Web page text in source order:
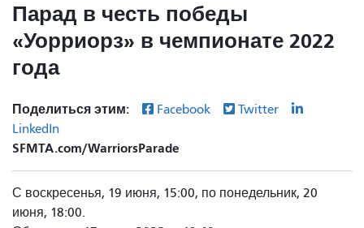
Парад в честь победы
«Уорриорз» в чемпионате 2022
года
Поделиться этим: Facebook
Twitter
LinkedIn
SFMTA.com/WarriorsParade
С воскресенья, 19 июня, 15:00, по понедельник, 20
июня, 18:00.